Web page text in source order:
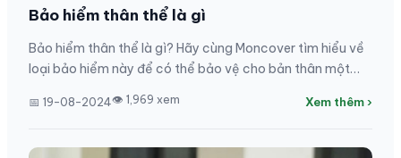
Bảo hiểm thân thể là gì
Bảo hiểm thân thể là gì? Hãy cùng Moncover tìm hiểu về
loại bảo hiểm này để có thể bảo vệ cho bản thân một
📅 19-08-2024👁 1,969 xem Xem thêm ›